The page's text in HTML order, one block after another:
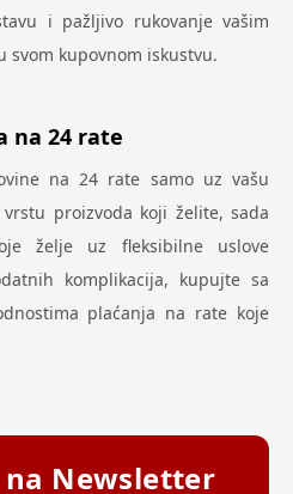
i pažljivo rukovanje vašim
svom kupovnom iskustvu.
na 24 rate
na 24 rate samo uz vašu
proizvoda koji želite, sada
želje uz fleksibilne uslove
komplikacija, kupujte sa
plaćanja na rate koje
Newsletter